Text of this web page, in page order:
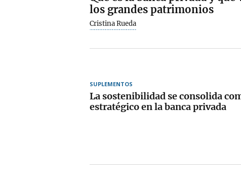
los grandes patrimonios
Cristina Rueda
SUPLEMENTOS
La sostenibilidad se consolida
estratégico en la banca privada